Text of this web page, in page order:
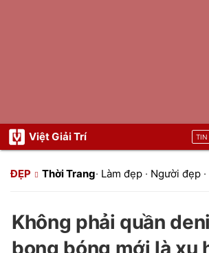
Việt Giải Trí TIN
ĐẸP Thời Trang· Làm đẹp · Người đẹp ·
Không phải quần
bong bóng mới là xu